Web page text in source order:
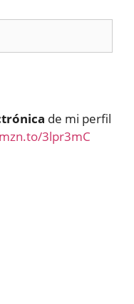
de mi perfil
3lpr3mC